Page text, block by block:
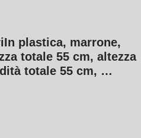
In plastica, marrone,
totale 55 cm, altezza
totale 55 cm, …